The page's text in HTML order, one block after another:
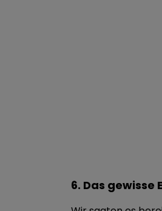
6. Das gewisse